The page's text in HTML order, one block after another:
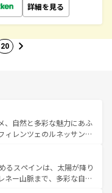
詳細を見る
20
、自然と多彩な魅力にあふ
ィレンツェのルネッサンス
景やアマルフィ海岸の絶
。観光の合間には、本場の
リア料理を堪能することも
るスペインは、太陽が降り
ネー山脈まで、多彩な自然